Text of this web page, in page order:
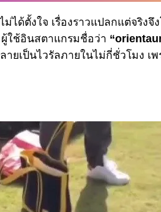
ด้ตั้งใจ เรื่องราวแปลกแต่จริงจึ
ใช้อินสตาแกรมชื่อว่า
เป็นไวรัลภายในไม่กี่ชั่วโมง เพ